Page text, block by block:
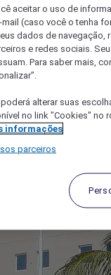
aceitar o uso de
mail (caso você o tenha
dados de navegação,
e redes sociais.
Para saber mais,
alterar suas
no link "Cookies" no
informações
parceiros